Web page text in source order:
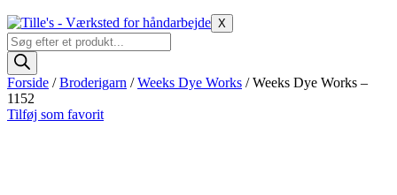
X
Products
search
Forside /Broderigarn /Weeks Dye Works / Weeks Dye Works –
1152
Tilføj som favorit